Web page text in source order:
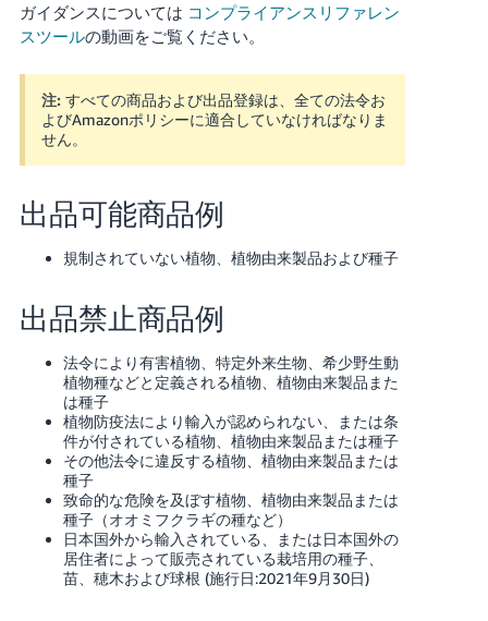
日
本
語
Italiano
한
국
어
-
KR
日
本
語
-
JP
English
- JP
ロ
グ
イ
さ
っ
そ
く
始
め
る
ガイダンスについては コンプライアンスリファレン
スツールの動画をご覧ください。
注: すべての商品および出品登録は、全ての法令お
よびAmazonポリシーに適合していなければなりま
せん。
出品可能商品例
規制されていない植物、植物由来製品および種子
出品禁止商品例
法令により有害植物、特定外来生物、希少野生動
植物種などと定義される植物、植物由来製品また
は種子
植物防疫法により輸入が認められない、または条
件が付されている植物、植物由来製品または種子
その他法令に違反する植物、植物由来製品または
種子
致命的な危険を及ぼす植物、植物由来製品または
種子（オオミフクラギの種など）
日本国外から輸入されている、または日本国外の
居住者によって販売されている栽培用の種子、
苗、穂木および球根 (施行日:2021年9月30日)